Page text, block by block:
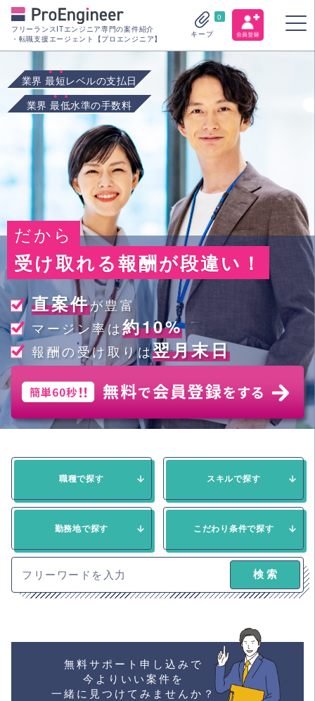
フリーランスITエンジニア専門の案件紹介
・転職支援エージェント【プロエンジニア】
0
キープ
業界最短レベルの支払日
業界最低水準の手数料
だから
受け取れる報酬が段違い！
直案件が豊富
マージン率は約10%
報酬の受け取りは翌月末日
職種で探す スキルで探す
勤務地で探す こだわり条件で探す
無料サポート申し込みで
今よりいい案件を
一緒に見つけてみませんか？